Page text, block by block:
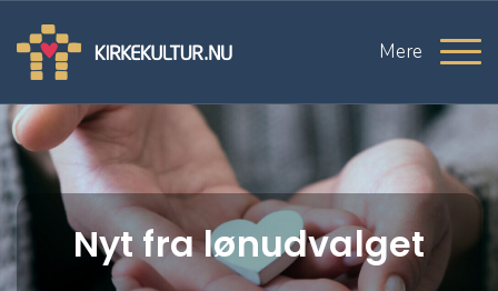
Mere
Nyt fra lønudvalget